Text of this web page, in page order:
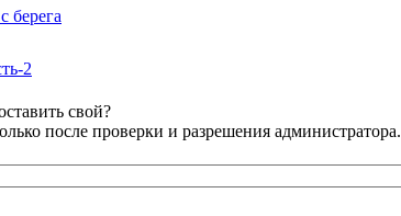
берега
2
свой?
после проверки и разрешения администратора.